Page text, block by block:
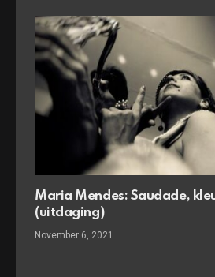
Maria Mendes: Saudade,
(uitdaging)
November 6, 2021